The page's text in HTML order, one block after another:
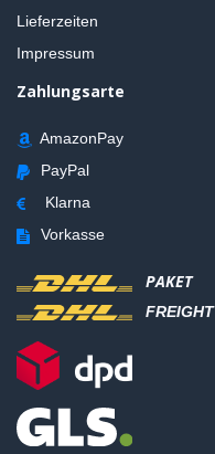
Lieferzeiten
Impressum
Zahlungsarte
AmazonPay
PayPal
Klarna
Vorkasse
PAKET
FREIGHT